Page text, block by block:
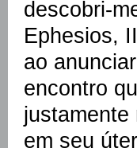
descobri-
Ephesios,
ao
encontro
justamente
em seu